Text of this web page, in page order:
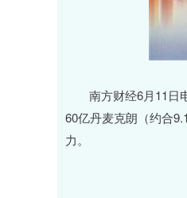
南方财经6月11日电
60亿丹麦克朗（约合
力。